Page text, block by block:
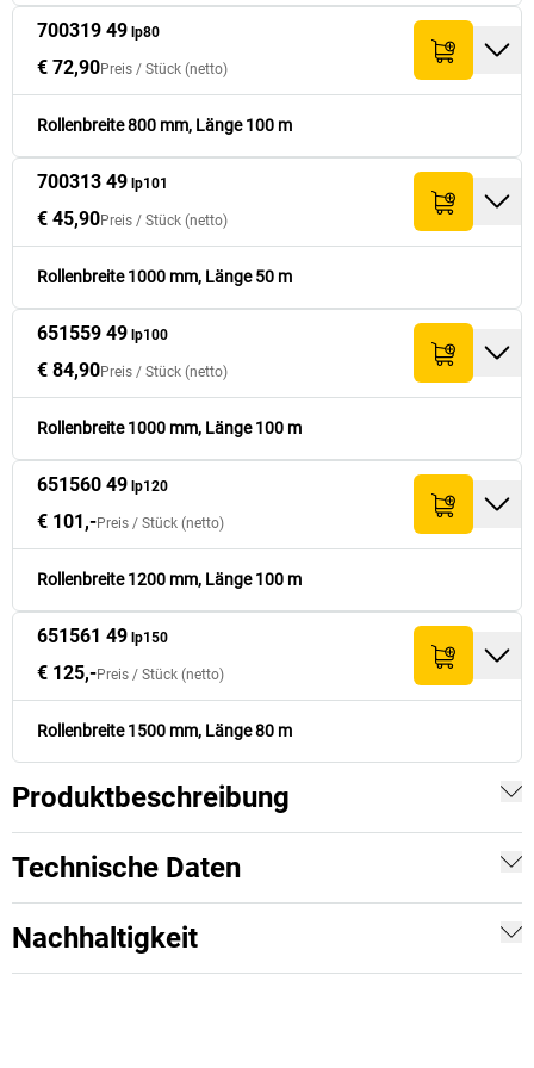
€ 101,-
651561 49 lp150 1 500 80
€ 125,- € 125,-
700319 49 lp80
€ 72,90Preis / Stück (netto)
Rollenbreite 800 mm, Länge 100 m
700313 49 lp101
€ 45,90Preis / Stück (netto)
Rollenbreite 1000 mm, Länge 50 m
651559 49 lp100
€ 84,90Preis / Stück (netto)
Rollenbreite 1000 mm, Länge 100 m
651560 49 lp120
€ 101,-Preis / Stück (netto)
Rollenbreite 1200 mm, Länge 100 m
651561 49 lp150
€ 125,-Preis / Stück (netto)
Rollenbreite 1500 mm, Länge 80 m
Produktbeschreibung
Technische Daten
Nachhaltigkeit